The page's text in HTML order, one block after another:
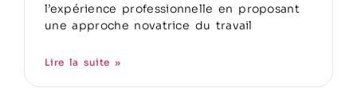
l’expérience professionnelle en proposant
une approche novatrice du travail
Lire la suite »